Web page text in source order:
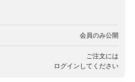
会員のみ公開
ご注文には
ログイン してください